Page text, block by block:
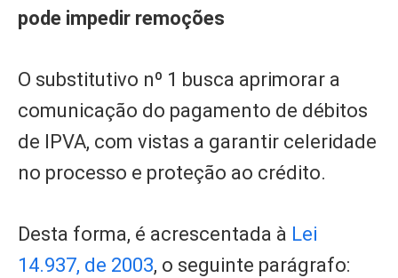
pode impedir remoções
O substitutivo nº 1 busca aprimorar a
comunicação do pagamento de débitos
de IPVA, com vistas a garantir celeridade
no processo e proteção ao crédito.
Desta forma, é acrescentada à Lei
14.937, de 2003, o seguinte parágrafo: